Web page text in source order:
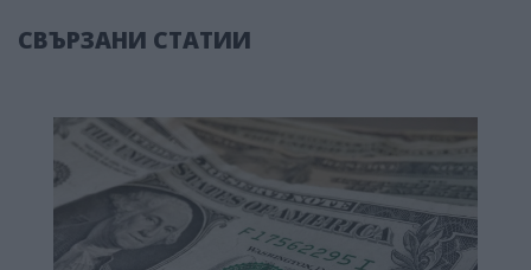
СВЪРЗАНИ СТАТИИ